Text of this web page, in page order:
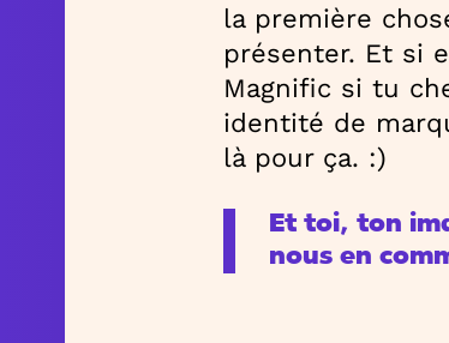
la première
présenter. Et si
Magnific si tu
identité de
là pour ça. :)
Et toi, ton
nous en